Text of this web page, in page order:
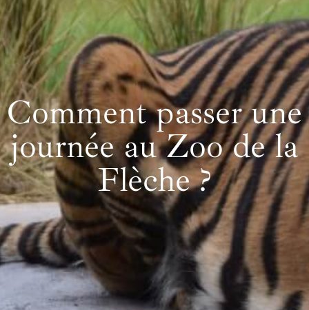
Comment passer une
journée au Zoo de la
Flèche ?